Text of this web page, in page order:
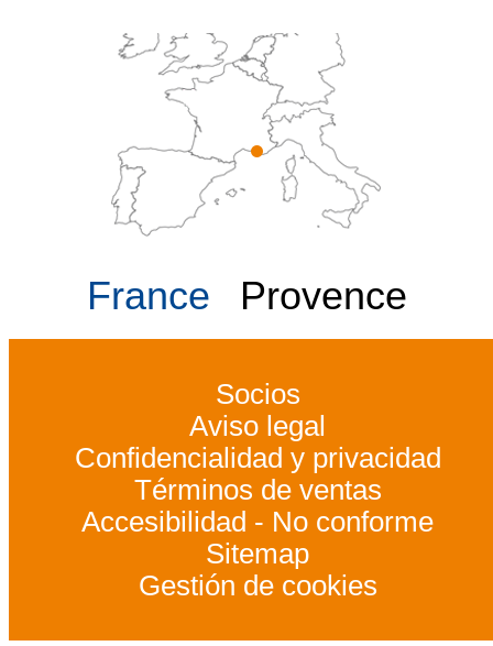
France Provence
Socios
Aviso legal
Confidencialidad y privacidad
Términos de ventas
Accesibilidad - No conforme
Sitemap
Gestión de cookies